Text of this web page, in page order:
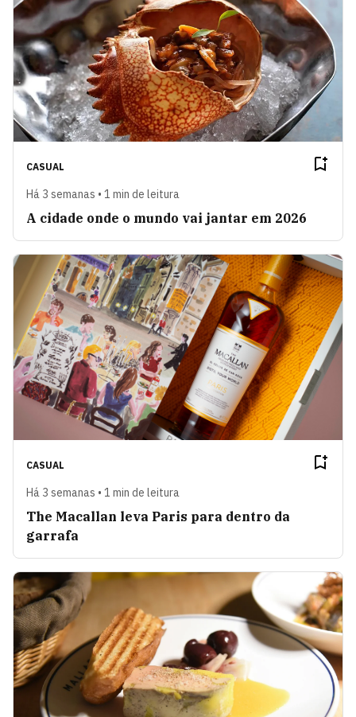
CASUAL
Há 3 semanas • 1 min de leitura
A cidade onde o mundo vai jantar em 2026
CASUAL
Há 3 semanas • 1 min de leitura
The Macallan leva Paris para dentro da
garrafa